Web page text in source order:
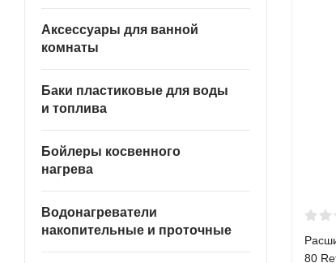
Аксессуары для ванной
комнаты
Баки пластиковые для воды
и топлива
Бойлеры косвенного
нагрева
Водонагреватели
накопительные и проточные
80